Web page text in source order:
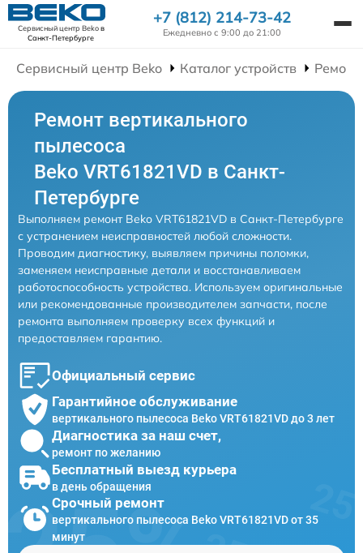
Сервисный центр Bekoв
Санкт-Петербурге
+7 (812) 214-73-42
Ежедневно с 9:00 до 21:00
Сервисный центр Beko Каталог устройств
Ремонт вертикального
пылесоса
Beko VRT61821VD в Санкт-
Петербурге
Выполняем ремонт Beko VRT61821VD в Санкт-Петербурге
с устранением неисправностей любой сложности.
Проводим диагностику, выявляем причины поломки,
заменяем неисправные детали и восстанавливаем
работоспособность устройства. Используем оригинальные
или рекомендованные производителем запчасти, после
ремонта выполняем проверку всех функций и
предоставляем гарантию.
Официальный сервис
Гарантийное обслуживание
вертикального пылесоса Beko VRT61821VD до 3 лет
Диагностика за наш счет,
ремонт по желанию
Бесплатный выезд курьера
в день обращения
Срочный ремонт
вертикального пылесоса Beko VRT61821VD от 35
минут